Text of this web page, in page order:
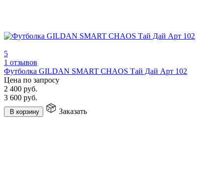
5
1 отзывов
Футболка GILDAN SMART CHAOS Тай Дай Арт 102
Цена по запросу
2 400 руб.
3 600 руб.
В корзину Заказать